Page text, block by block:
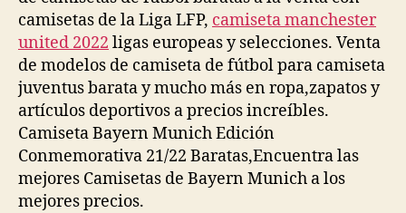
camisetas de la Liga LFP, camiseta manchester
united 2022 ligas europeas y selecciones. Venta
de modelos de camiseta de fútbol para camiseta
juventus barata y mucho más en ropa,zapatos y
artículos deportivos a precios increíbles.
Camiseta Bayern Munich Edición
Conmemorativa 21/22 Baratas,Encuentra las
mejores Camisetas de Bayern Munich a los
mejores precios.